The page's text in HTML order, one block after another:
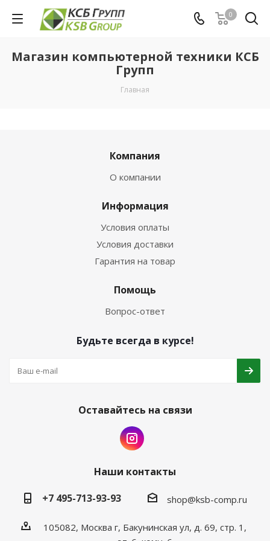
0
Магазин компьютерной техники КСБ
Групп
Главная
Компания
О компании
Информация
Условия оплаты
Условия доставки
Гарантия на товар
Помощь
Вопрос-ответ
Будьте всегда в курсе!
Оставайтесь на связи
Наши контакты
+7 495-713-93-93
shop@ksb-comp.ru
105082, Москва г, Бакунинская ул, д. 69, стр. 1,